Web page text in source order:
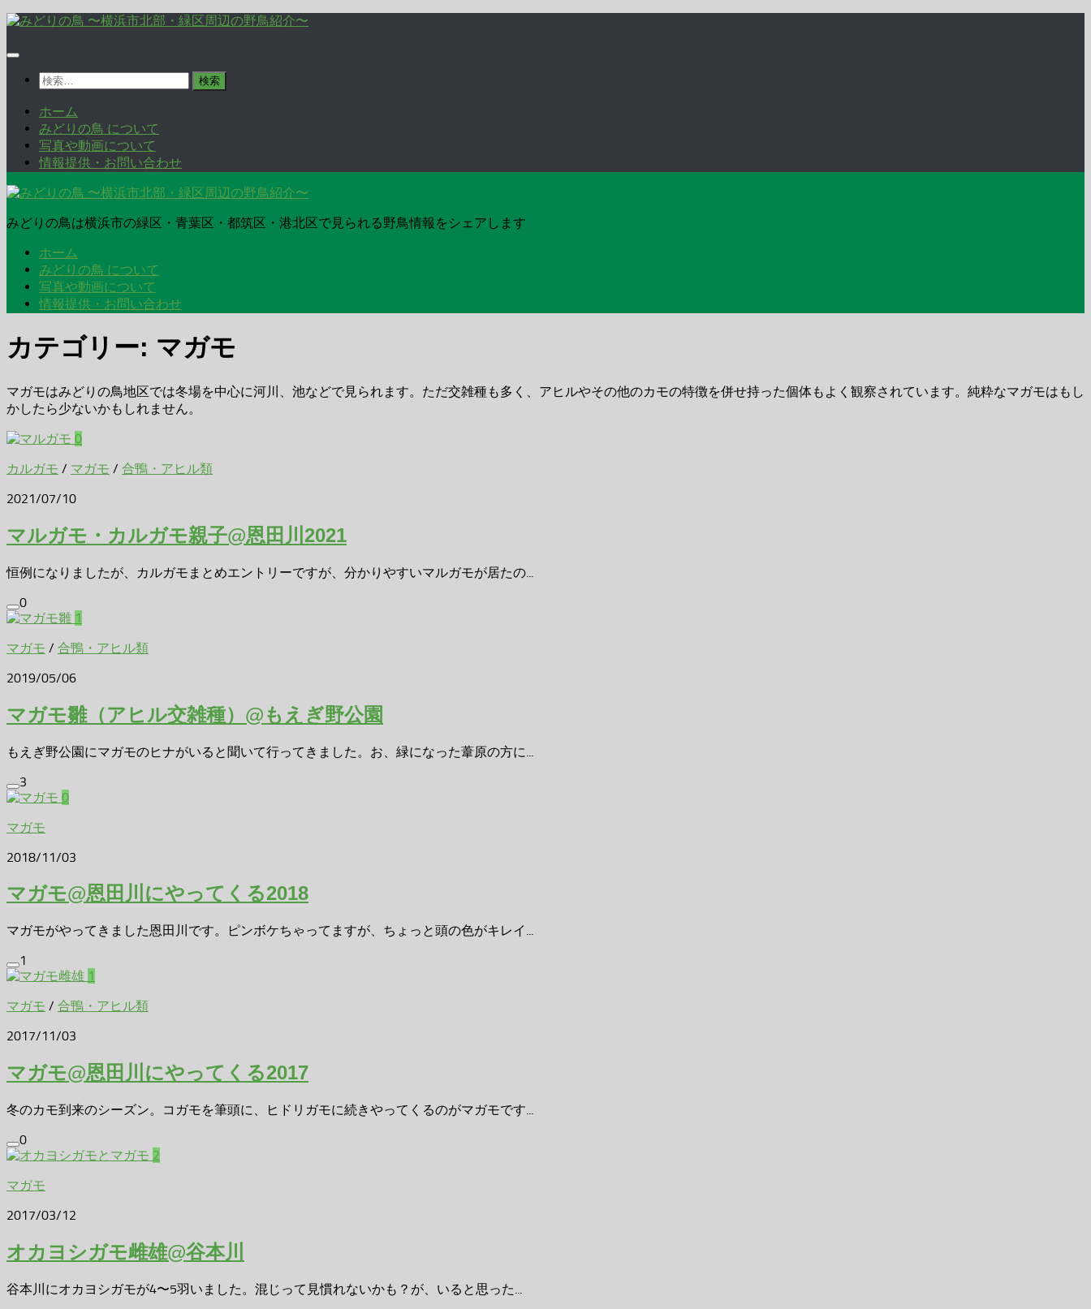
コ
テ
プ
検
ホーム
みどりの鳥 について
写真や動画について
情報提供・お問い合わせ
みどりの鳥は横浜市の緑区・青葉区・都筑区・港北区で見られる野鳥情報をシェアします
ホーム
みどりの鳥 について
写真や動画について
情報提供・お問い合わせ
カテゴリー: マガモ
マガモはみどりの鳥地区では冬場を中心に河川、池などで見られます。ただ交雑種も多く、アヒルやその他のカモの特徴を併せ持った個体もよく観察されています。純粋なマガモはもし
かしたら少ないかもしれません。
0
カルガモ / マガモ / 合鴨・アヒル類
2021/07/10
マルガモ・カルガモ親子@恩田川2021
恒例になりましたが、カルガモまとめエントリーですが、分かりやすいマルガモが居たの...
0
1
マガモ / 合鴨・アヒル類
2019/05/06
マガモ雛（アヒル交雑種）@もえぎ野公園
もえぎ野公園にマガモのヒナがいると聞いて行ってきました。お、緑になった葦原の方に...
3
0
マガモ
2018/11/03
マガモ@恩田川にやってくる2018
マガモがやってきました恩田川です。ピンボケちゃってますが、ちょっと頭の色がキレイ...
1
1
マガモ / 合鴨・アヒル類
2017/11/03
マガモ@恩田川にやってくる2017
冬のカモ到来のシーズン。コガモを筆頭に、ヒドリガモに続きやってくるのがマガモです...
0
2
マガモ
2017/03/12
オカヨシガモ雌雄@谷本川
谷本川にオカヨシガモが4〜5羽いました。混じって見慣れないかも？が、いると思った...